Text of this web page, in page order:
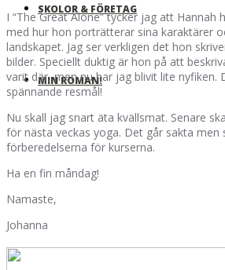
SKOLOR & FÖRETAG
MIN ROMAN!
I “The Great Alone” tycker jag att Hannah
med hur hon porträtterar sina karaktärer
landskapet. Jag ser verkligen det hon
bilder. Speciellt duktig är hon på att
varit där, men nu har jag blivit lite nyfiken.
spännande resmål!
Nu skall jag snart äta kvällsmat. Senare
för nästa veckas yoga. Det går sakta men
förberedelserna för kurserna.
Ha en fin måndag!
Namaste,
Johanna